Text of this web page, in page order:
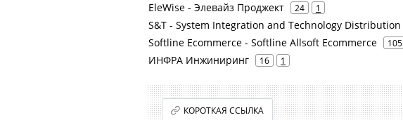
EleWise - Элевайз Проджект 24 1
S&T - System Integration and Technology Distribution
Softline Ecommerce - Softline Allsoft Ecommerce 105
ИНФРА Инжиниринг 16 1
КОРОТКАЯ ССЫЛКА